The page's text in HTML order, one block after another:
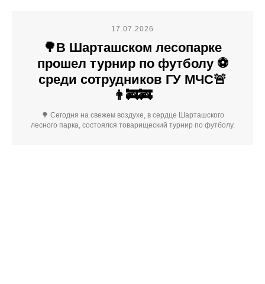
17.07.2026
🌳В Шарташском лесопарке
прошел турнир по футболу ⚽
среди сотрудников ГУ МЧС🚨
👨‍🚒🚒
🌳 Сегодня на свежем воздухе, в сердце Шарташского
лесного парка, состоялся товарищеский турнир по футболу.